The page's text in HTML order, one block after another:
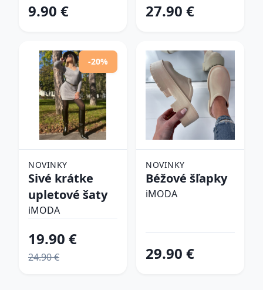
9.90 € 27.90 €
-20%
NOVINKY
Sivé krátke
upletové šaty
iMODA
19.90 €
24.90 €
NOVINKY
Béžové šľapky
iMODA
29.90 €